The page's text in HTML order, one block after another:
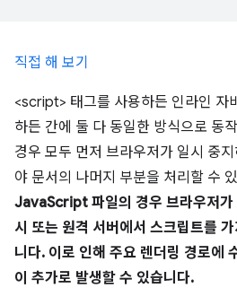
직접 해 보기
<script> 태그를 사용하든 인라인 자
하든 간에 둘 다 동일한 방식으로 동
경우 모두 먼저 브라우저가 일시 중
야 문서의 나머지 부분을 처리할 수
JavaScript 파일의 경우 브라우저가
시 또는 원격 서버에서 스크립트를
니다. 이로 인해 주요 렌더링 경로에
이 추가로 발생할 수 있습니다.